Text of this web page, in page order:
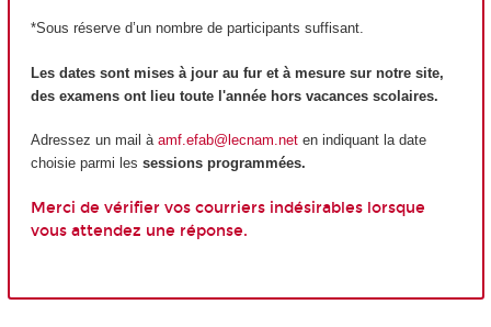
*Sous réserve d’un nombre de participants suffisant.
Les dates sont mises à jour au fur et à mesure sur notre site,
des examens ont lieu toute l'année hors vacances scolaires.
Adressez un mail à amf.efab@lecnam.net en indiquant la date
choisie parmi les sessions programmées.
Merci de vérifier vos courriers indésirables lorsque
vous attendez une réponse.